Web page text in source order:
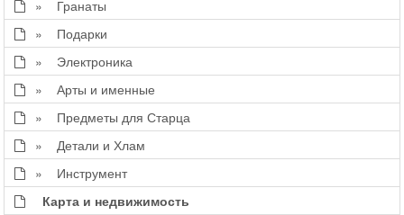
» Гранаты
» Подарки
» Электроника
» Арты и именные
» Предметы для Старца
» Детали и Хлам
» Инструмент
Карта и недвижимость